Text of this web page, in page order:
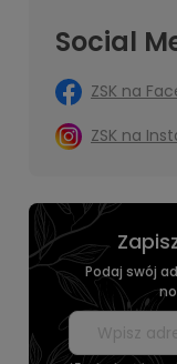
Social
ZSK na
ZSK na
Podaj swój